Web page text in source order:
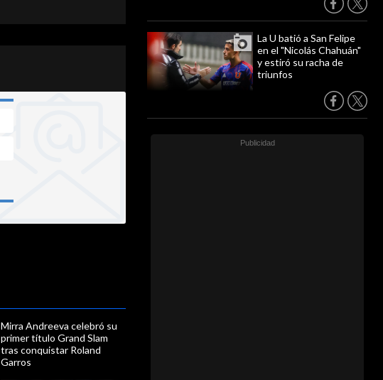
La U batió a San Felipe
en el "Nicolás Chahuán"
y estiró su racha de
triunfos
Mirra Andreeva celebró su
primer título Grand Slam
tras conquistar Roland
Garros